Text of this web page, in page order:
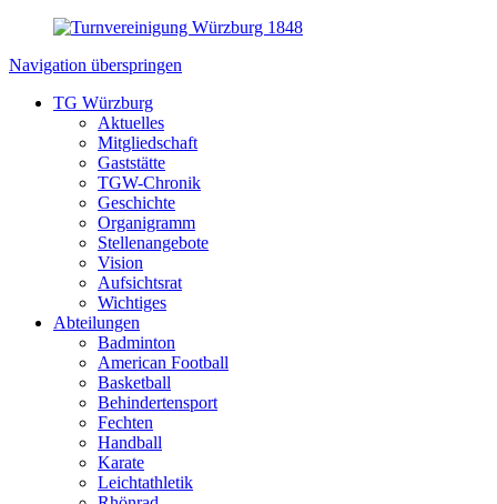
Navigation überspringen
TG Würzburg
Aktuelles
Mitgliedschaft
Gaststätte
TGW-Chronik
Geschichte
Organigramm
Stellenangebote
Vision
Aufsichtsrat
Wichtiges
Abteilungen
Badminton
American Football
Basketball
Behindertensport
Fechten
Handball
Karate
Leichtathletik